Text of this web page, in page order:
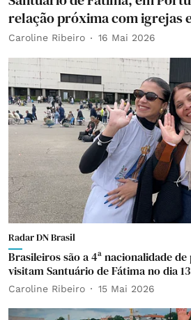
relação próxima com igrejas
Caroline Ribeiro 16 Mai 2026
Radar DN Brasil
Brasileiros são a 4ª nacionalidade
visitam Santuário de Fátima no dia
Caroline Ribeiro 15 Mai 2026